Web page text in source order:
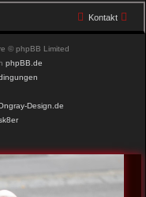
Kontakt
© phpBB Limited
phpBB.de
Design.de